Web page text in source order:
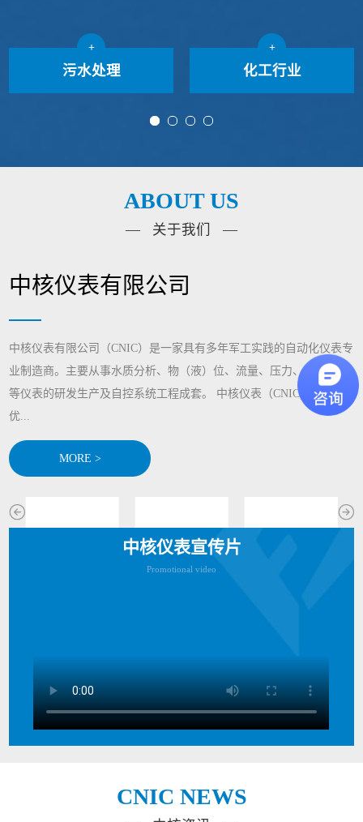
污水处理
+
化工行业
+
ABOUT US
— 关于我们 —
中核仪表有限公司
中核仪表有限公司（CNIC）是一家具有多年军工实践的自动化仪表专
业制造商。主要从事水质分析、物（液）位、流量、压力、显示记录
等仪表的研发生产及自控系统工程成套。 中核仪表（CNIC)通过整合
优...
MORE >
中核仪表宣传片
Promotional video
CNIC NEWS